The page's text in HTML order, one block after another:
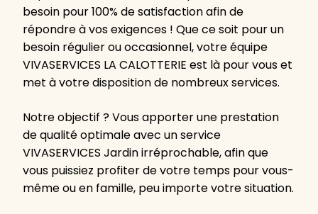
besoin pour 100% de satisfaction afin de
répondre à vos exigences ! Que ce soit pour un
besoin régulier ou occasionnel, votre équipe
VIVASERVICES LA CALOTTERIE est là pour vous et
met à votre disposition de nombreux services.
Notre objectif ? Vous apporter une prestation
de qualité optimale avec un service
VIVASERVICES Jardin irréprochable, afin que
vous puissiez profiter de votre temps pour vous-
même ou en famille, peu importe votre situation.